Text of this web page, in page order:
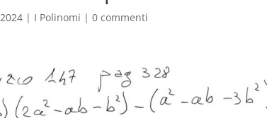
| I Polinomi |0 commenti